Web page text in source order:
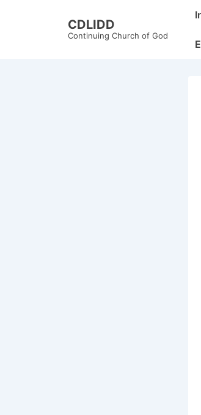
CDLIDD
Continuing Church of God
Main